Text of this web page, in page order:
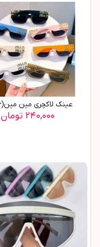
عینک لاکچری مین مین(9806)
۲۴۰,۰۰۰ تومان